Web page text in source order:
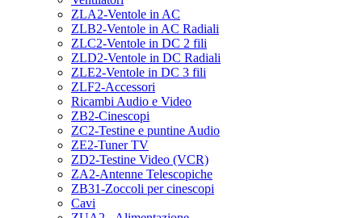
ZLA2-Ventole in AC
ZLB2-Ventole in AC Radiali
ZLC2-Ventole in DC 2 fili
ZLD2-Ventole in DC Radiali
ZLE2-Ventole in DC 3 fili
ZLF2-Accessori
Ricambi Audio e Video
ZB2-Cinescopi
ZC2-Testine e puntine Audio
ZE2-Tuner TV
ZD2-Testine Video (VCR)
ZA2-Antenne Telescopiche
ZB31-Zoccoli per cinescopi
Cavi